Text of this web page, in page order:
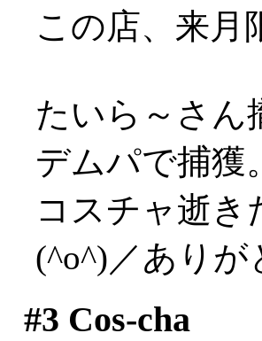
この店、来
たいら～さん
デムパで捕獲。
コスチャ逝き
(^o^)／あり
#3 Cos-cha